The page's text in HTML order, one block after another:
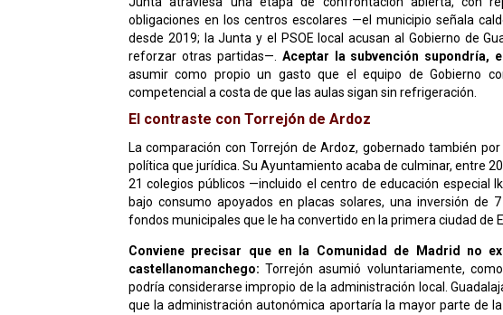
obligaciones en los centros escolares —el municipio señala
desde 2019; la Junta y el PSOE local acusan al Gobierno de
reforzar otras partidas—. Aceptar la subvención supondría,
asumir como propio un gasto que el equipo de Gobierno
competencial a costa de que las aulas sigan sin refrigeración.
El contraste con Torrejón de Ardoz
La comparación con Torrejón de Ardoz, gobernado también
política que jurídica. Su Ayuntamiento acaba de culminar, entre
21 colegios públicos —incluido el centro de educación especial
bajo consumo apoyados en placas solares, una inversión de
fondos municipales que le ha convertido en la primera ciudad de
Conviene precisar que en la Comunidad de Madrid no
castellanomanchego:Torrejón asumió voluntariamente,
podría considerarse impropio de la administración local.
que la administración autonómica aportaría la mayor parte de